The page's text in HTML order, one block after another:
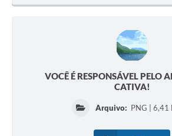
VOCÊ É RESPONSÁVEL PELO
CATIVA!
Arquivo: PNG | 6,41